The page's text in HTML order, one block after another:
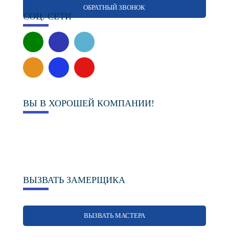
ОБРАТНЫЙ ЗВОНОК
СОЦ. СЕТИ
ВЫ В ХОРОШЕЙ КОМПАНИИ!
ВЫЗВАТЬ ЗАМЕРЩИКА
ВЫЗВАТЬ МАСТЕРА